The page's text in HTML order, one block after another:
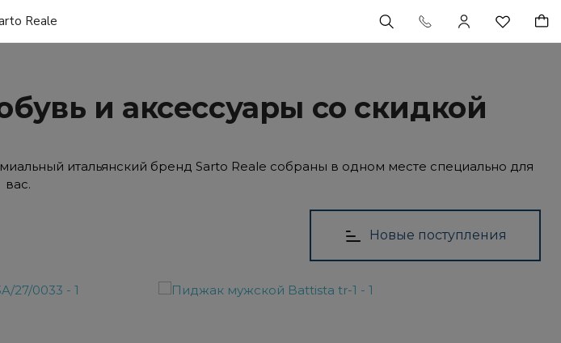
и аксессуары со скидкой
итальянский бренд Sarto Reale собраны в одном месте специально для
вас.
Новые поступления